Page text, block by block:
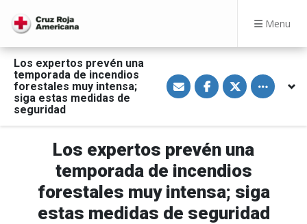
Menu
Los expertos prevén una
temporada de incendios
forestales muy intensa;
siga estas medidas de
seguridad
S
h
a
v
a
E
a
l
S
h
a
o
F
a
e
o
o
k
S
h
a
o
T
w
t
e
r
Toggle
Los expertos prevén una
temporada de incendios
forestales muy intensa; siga
estas medidas de seguridad